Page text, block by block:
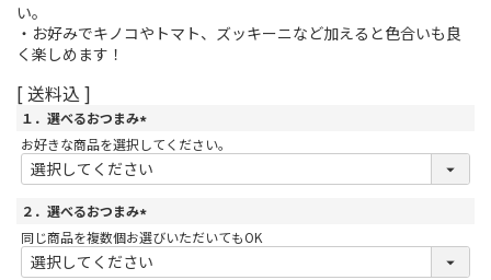
い。
・お好みでキノコやトマト、ズッキーニなど加えると色合いも良
く楽しめます！
送料込
１．選べるおつまみ
(
必
須
お好きな商品を選択してください。
２．選べるおつまみ
(
必
須
同じ商品を複数個お選びいただいてもOK